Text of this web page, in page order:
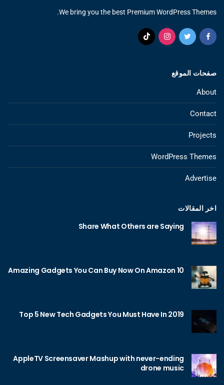
We bring you the best Premium WordPress Themes.
صفحات الموقع
About
Contact
Projects
WordPress Themes
Advertise
اخر المقالات
Share What Others are Saying
10 Amazing Gadgets You Can Buy Now On Amazon
Top 5 New Tech Gadgets You Must Have In 2019
AppleTV Screensaver Mashup with never-ending
drone music